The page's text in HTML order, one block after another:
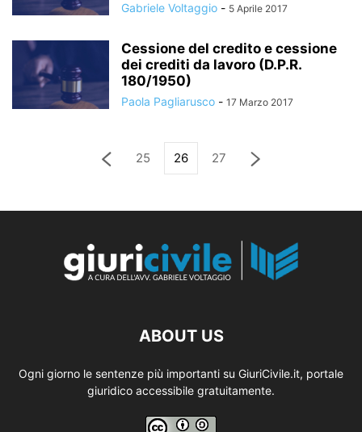
Gabriele Voltaggio - 5 Aprile 2017
Cessione del credito e cessione
dei crediti da lavoro (D.P.R.
180/1950)
Paola Pagliarusco - 17 Marzo 2017
25 26 27
ABOUT US
Ogni giorno le sentenze più importanti su GiuriCivile.it, portale
giuridico accessibile gratuitamente.